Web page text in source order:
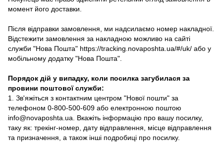
момент його доставки.
Після відправки замовлення, ми надсилаємо номер накладної.
Відстежити замовлення за накладною можливо на сайті
служби "Нова Пошта" https://tracking.novaposhta.ua/#/uk/ або у
мобільному додатку "Нова Пошта".
Порядок дій у випадку, коли посилка загубилася за
провини поштової служби:
1. Зв'яжіться з контактним центром "Нової пошти" за
телефоном 0-800-500-609 або електронною поштою
info@novaposhta.ua. Вкажіть інформацію про вашу посилку,
таку як: трекінг-номер, дату відправлення, місце відправлення
та призначення, а також інші подробиці про посилку.